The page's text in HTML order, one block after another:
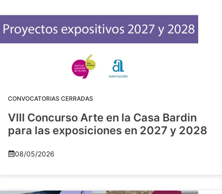
CONVOCATORIAS CERRADAS
VIII Concurso Arte en la Casa Bardin
para las exposiciones en 2027 y 2028
08/05/2026